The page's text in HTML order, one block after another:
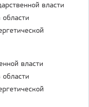
власти
власти